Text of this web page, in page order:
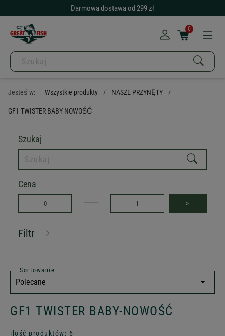
Darmowa dostawa od 299 zł
0
Jesteś w: Wszystkie produkty NASZE PRZYNĘTY
GF1 TWISTER BABY-NOWOŚĆ
Szukaj
Cena
>
Filtr
Sortowanie
GF1 TWISTER BABY-NOWOŚĆ
ilość produktów: 6